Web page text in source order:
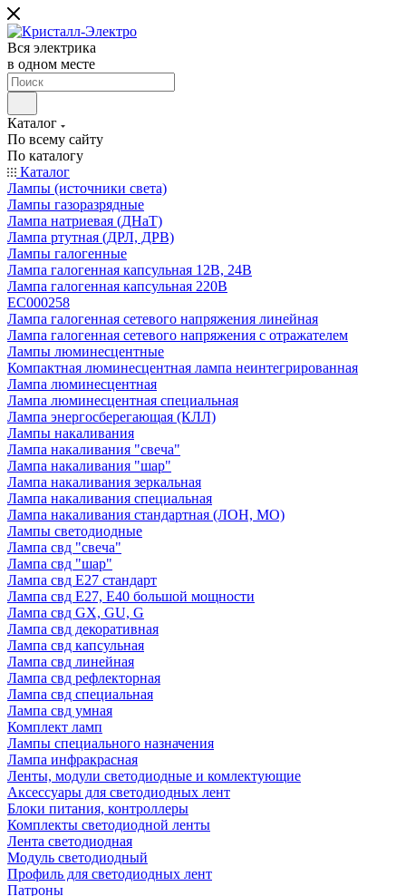
Вся электрика
в одном месте
Каталог
По всему сайту
По каталогу
Каталог
Лампы (источники света)
Лампы газоразрядные
Лампа натриевая (ДНаТ)
Лампа ртутная (ДРЛ, ДРВ)
Лампы галогенные
Лампа галогенная капсульная 12В, 24В
Лампа галогенная капсульная 220В
EC000258
Лампа галогенная сетевого напряжения линейная
Лампа галогенная сетевого напряжения с отражателем
Лампы люминесцентные
Компактная люминесцентная лампа неинтегрированная
Лампа люминесцентная
Лампа люминесцентная специальная
Лампа энергосберегающая (КЛЛ)
Лампы накаливания
Лампа накаливания "свеча"
Лампа накаливания "шар"
Лампа накаливания зеркальная
Лампа накаливания специальная
Лампа накаливания стандартная (ЛОН, МО)
Лампы светодиодные
Лампа свд "свеча"
Лампа свд "шар"
Лампа свд E27 стандарт
Лампа свд E27, Е40 большой мощности
Лампа свд GX, GU, G
Лампа свд декоративная
Лампа свд капсульная
Лампа свд линейная
Лампа свд рефлекторная
Лампа свд специальная
Лампа свд умная
Комплект ламп
Лампы специального назначения
Лампа инфракрасная
Ленты, модули светодиодные и комлектующие
Аксессуары для светодиодных лент
Блоки питания, контроллеры
Комплекты светодиодной ленты
Лента светодиодная
Модуль светодиодный
Профиль для светодиодных лент
Патроны